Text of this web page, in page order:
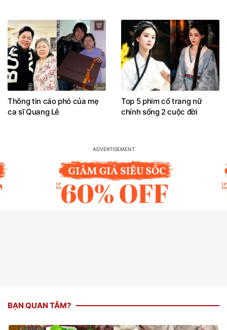
Thông tin cáo phó của mẹ
ca sĩ Quang Lê
Top 5 phim cổ trang nữ
chính sống 2 cuộc đời
BẠN QUAN TÂM?